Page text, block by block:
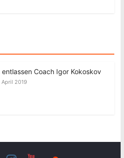
entlassen Coach Igor Kokoskov
April 2019